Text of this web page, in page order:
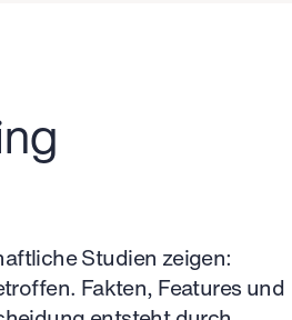
Studien zeigen:
Fakten, Features und